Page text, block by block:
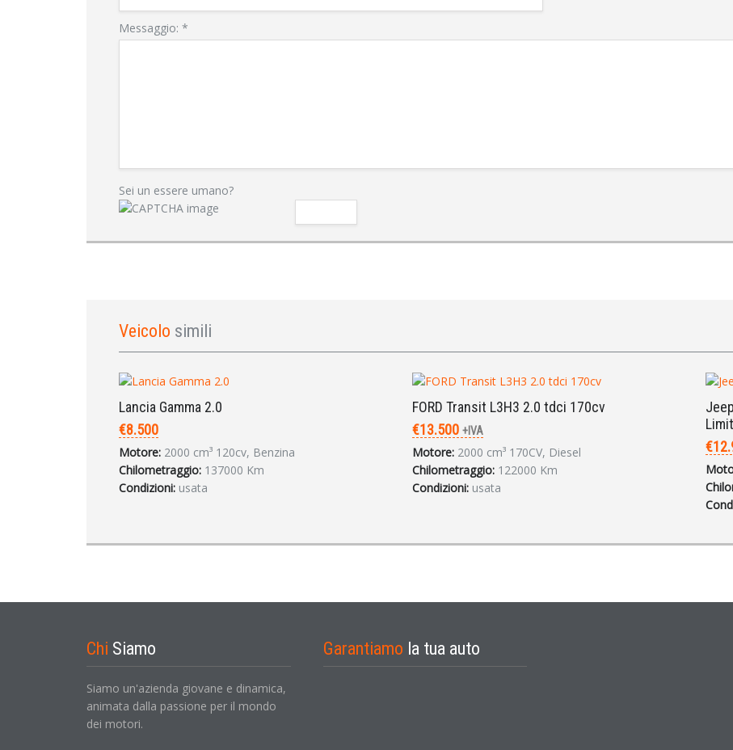
Messaggio: *
Sei un essere umano?
Veicolo simili
Lancia Gamma 2.0
€8.500
Motore: 2000 cm³ 120cv, Benzina
Chilometraggio: 137000 Km
Condizioni: usata
FORD Transit L3H3 2.0 tdci 170cv
€13.500 +IVA
Motore: 2000 cm³ 170CV, Diesel
Chilometraggio: 122000 Km
Condizioni: usata
Chi Siamo
Siamo un'azienda giovane e dinamica,
animata dalla passione per il mondo
dei motori.
Garantiamo la tua auto